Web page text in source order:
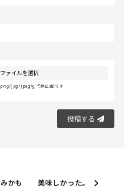
ファイルを選択
png/jpg/jpeg/gif(静止画)です
投稿する
かも 美味しかった。